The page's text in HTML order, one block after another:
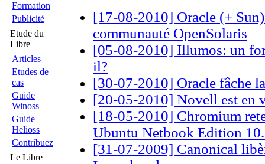
Formation
Publicité
Etude du
Libre
Articles
Etudes de
cas
Guide
Winoss
Guide
Helioss
Contribuez
Le Libre
[17-08-2010] Oracle (+
communauté OpenSolaris
[05-08-2010] Illumos: un
il?
[30-07-2010] Oracle fâche
[20-05-2010] Novell est en
[18-05-2010] Chromium
Ubuntu Netbook Edition
[31-07-2009] Canonical